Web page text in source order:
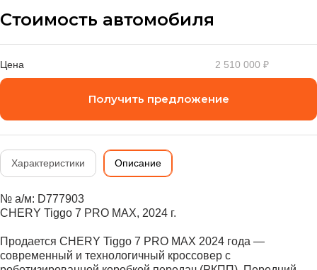
Стоимость автомобиля
Цена 2 510 000 ₽
Получить предложение
Характеристики Описание
№ а/м: D777903
CHERY Tiggo 7 PRO MAX, 2024 г.
Продается CHERY Tiggo 7 PRO MAX 2024 года —
современный и технологичный кроссовер с